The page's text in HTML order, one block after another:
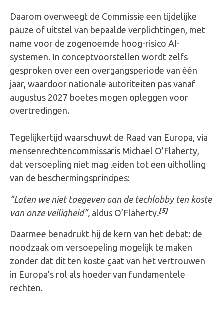
Daarom overweegt de Commissie een tijdelijke
pauze of uitstel van bepaalde verplichtingen, met
name voor de zogenoemde hoog-risico AI-
systemen. In conceptvoorstellen wordt zelfs
gesproken over een overgangsperiode van één
jaar, waardoor nationale autoriteiten pas vanaf
augustus 2027 boetes mogen opleggen voor
overtredingen.
Tegelijkertijd waarschuwt de Raad van Europa, via
mensenrechtencommissaris Michael O’Flaherty,
dat versoepling niet mag leiden tot een uitholling
van de beschermingsprincipes:
“Laten we niet toegeven aan de techlobby ten koste
van onze veiligheid”, aldus O’Flaherty.[5]
Daarmee benadrukt hij de kern van het debat: de
noodzaak om versoepeling mogelijk te maken
zonder dat dit ten koste gaat van het vertrouwen
in Europa’s rol als hoeder van fundamentele
rechten.